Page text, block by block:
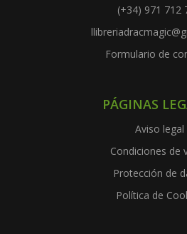
(+34) 971 712
Formulario de
PÁGINAS
Aviso legal
Condiciones de
Protección de
Política de